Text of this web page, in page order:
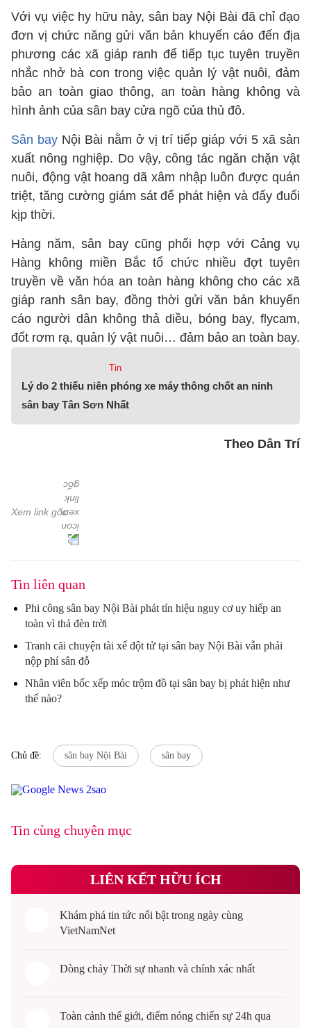
Với vụ việc hy hữu này, sân bay Nội Bài đã chỉ đạo
đơn vị chức năng gửi văn bản khuyến cáo đến địa
phương các xã giáp ranh để tiếp tục tuyên truyền
nhắc nhở bà con trong việc quản lý vật nuôi, đảm
bảo an toàn giao thông, an toàn hàng không và
hình ảnh của sân bay cửa ngõ của thủ đô.
Sân bay Nội Bài nằm ở vị trí tiếp giáp với 5 xã sản
xuất nông nghiệp. Do vậy, công tác ngăn chặn vật
nuôi, động vật hoang dã xâm nhập luôn được quán
triệt, tăng cường giám sát để phát hiện và đẩy đuổi
kịp thời.
Hàng năm, sân bay cũng phối hợp với Cảng vụ
Hàng không miền Bắc tổ chức nhiều đợt tuyên
truyền về văn hóa an toàn hàng không cho các xã
giáp ranh sân bay, đồng thời gửi văn bản khuyến
cáo người dân không thả diều, bóng bay, flycam,
đốt rơm rạ, quản lý vật nuôi… đảm bảo an toàn bay.
Tin
Lý do 2 thiếu niên phóng xe máy thông chốt an ninh
sân bay Tân Sơn Nhất
Theo Dân Trí
Xem link gốc
Tin liên quan
Phi công sân bay Nội Bài phát tín hiệu nguy cơ uy hiếp an
toàn vì thả đèn trời
Tranh cãi chuyện tài xế đột tử tại sân bay Nội Bài vẫn phải
nộp phí sân đỗ
Nhân viên bốc xếp móc trộm đồ tại sân bay bị phát hiện như
thế nào?
Chủ đề: sân bay Nội Bài sân bay
Tin cùng chuyên mục
LIÊN KẾT HỮU ÍCH
Khám phá tin tức nổi bật trong ngày cùng
VietNamNet
Dòng chảy Thời sự nhanh và chính xác nhất
Toàn cảnh thế giới, điểm nóng chiến sự 24h qua